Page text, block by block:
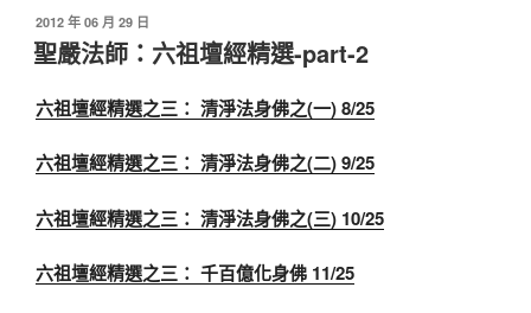
發
佈
於
2012 年 06 月 29 日
聖嚴法師：六祖壇經精選-part-2
六祖壇經精選之三： 清淨法身佛之(一) 8/25
六祖壇經精選之三： 清淨法身佛之(二) 9/25
六祖壇經精選之三： 清淨法身佛之(三) 10/25
六祖壇經精選之三： 千百億化身佛 11/25